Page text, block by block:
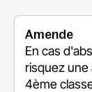
Amende
En cas
risquez
4ème